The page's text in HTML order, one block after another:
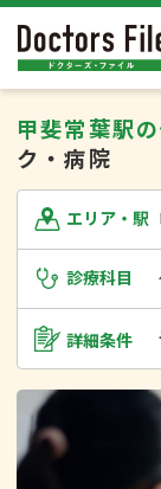
甲斐常葉駅
ク・病院
エリア・駅
診療科目
詳細条件